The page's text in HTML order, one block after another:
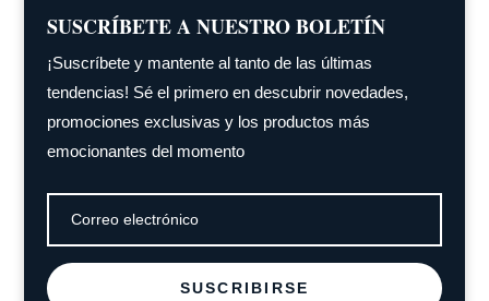
SUSCRÍBETE A NUESTRO BOLETÍN
¡Suscríbete y mantente al tanto de las últimas
tendencias! Sé el primero en descubrir novedades,
promociones exclusivas y los productos más
emocionantes del momento
SUSCRIBIRSE